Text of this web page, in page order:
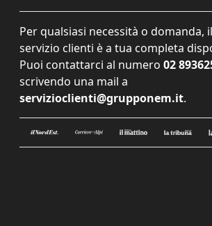
Per qualsiasi necessità o domanda,
servizio clienti è a tua completa
Puoi contattarci al numero 02
scrivendo una mail a
servizioclienti@grupponem.it.